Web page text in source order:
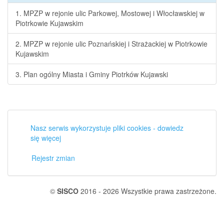
1. MPZP w rejonie ulic Parkowej, Mostowej i Włocławskiej w
Piotrkowie Kujawskim
2. MPZP w rejonie ulic Poznańskiej i Strażackiej w Piotrkowie
Kujawskim
3. Plan ogólny Miasta i Gminy Piotrków Kujawski
Nasz serwis wykorzystuje pliki cookies - dowiedz
się więcej
Rejestr zmian
© SISCO 2016 - 2026 Wszystkie prawa zastrzeżone.